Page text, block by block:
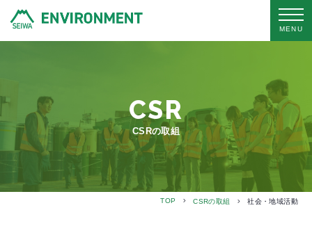
MENU
CSR
CSRの取組
TOP CSRの取組 社会・地域活動